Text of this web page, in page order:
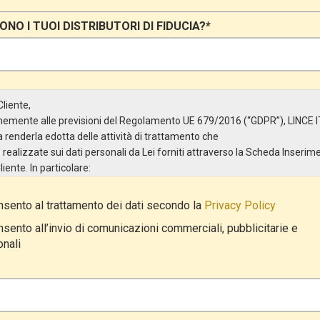
I TUOI DISTRIBUTORI DI FIDUCIA?*
alle previsioni del Regolamento UE 679/2016 (“GDPR”), LINCE
renderla edotta delle attività di trattamento che
realizzate sui dati personali da Lei forniti attraverso la Scheda
In particolare:
del Trattamento è LINCE ITALIA S.r.l., con sede in Via Variante di
– Ariccia (RM). L’interessato può esercitare i
inviando una raccomandata alla sede legale oppure inviando una
del Trattamento
al trattamento dei dati secondo la Privacy Policy
all’invio di comunicazioni commerciali, pubblicitarie e